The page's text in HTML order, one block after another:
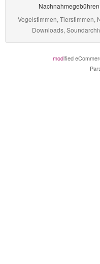
Vogelstimmen, Tierstimmen,
Downloads,
modified